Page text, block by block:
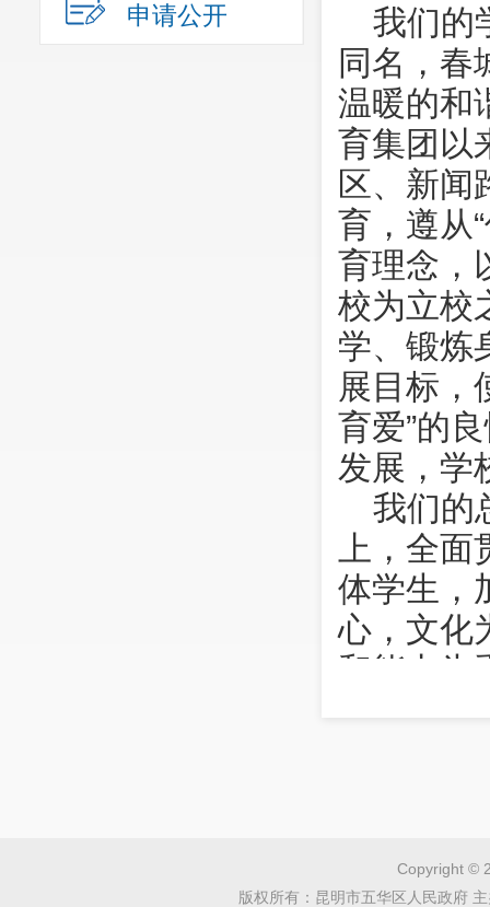
申请公开
我们的
同名，春
温暖的和
育集团以
区、新闻
育，遵从
育理念，
校为立校
学、锻炼
展目标，
育爱”的
发展，学
我们的
上，全面
体学生，
心，文化
和能力为
Copyright ©
版权所有：昆明市五华区人民政府